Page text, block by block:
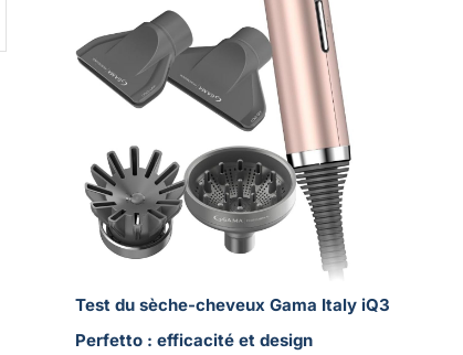
Test du sèche-cheveux Gama Italy iQ3
Perfetto : efficacité et design